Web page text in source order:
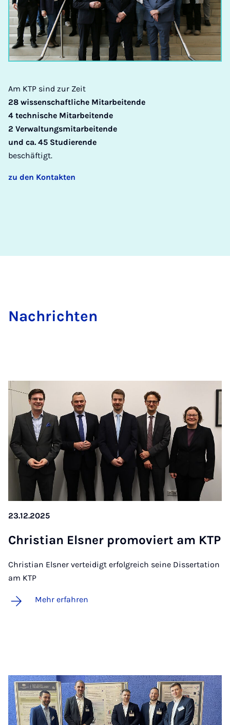
Am KTP sind zur Zeit
28 wissenschaftliche Mitarbeitende
4 technische Mitarbeitende
2 Verwaltungsmitarbeitende
und ca. 45 Studierende
beschäftigt.
zu den Kontakten
Nach­rich­ten
23.12.2025
Chris­ti­an Els­ner pro­mo­viert am KTP
Christian Elsner verteidigt erfolgreich seine Dissertation
am KTP
Mehr erfahren